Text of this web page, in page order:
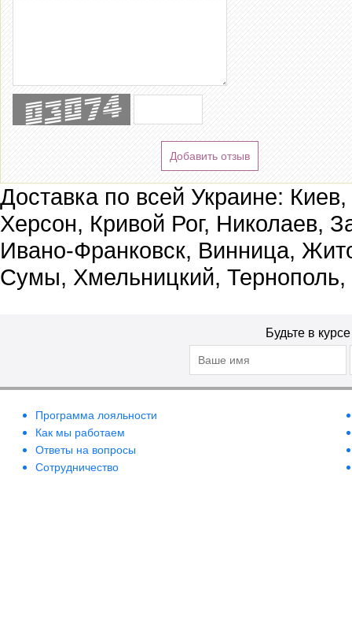
Добавить отзыв
Доставка по всей Украине:
Херсон, Кривой Рог, Николаев,
Ивано-Франковск, Винница,
Сумы, Хмельницкий, Тернополь,
Будьте в
Программа лояльности
Как мы работаем
Ответы на вопросы
Сотрудничество